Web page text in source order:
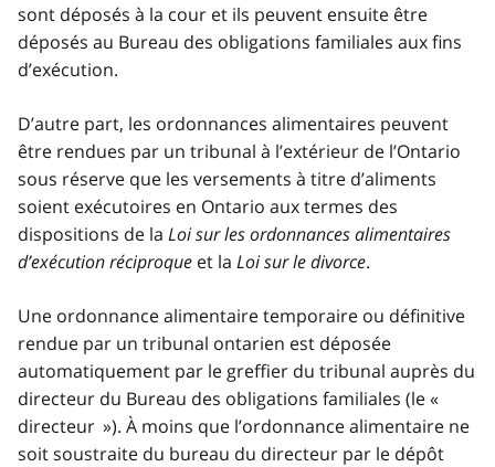
sont déposés à la cour et ils peuvent ensuite être
déposés au Bureau des obligations familiales aux fins
d’exécution.
D’autre part, les ordonnances alimentaires peuvent
être rendues par un tribunal à l’extérieur de l’Ontario
sous réserve que les versements à titre d’aliments
soient exécutoires en Ontario aux termes des
dispositions de la Loi sur les ordonnances alimentaires
d’exécution réciproque et la Loi sur le divorce.
Une ordonnance alimentaire temporaire ou définitive
rendue par un tribunal ontarien est déposée
automatiquement par le greffier du tribunal auprès du
directeur du Bureau des obligations familiales (le «
directeur »). À moins que l’ordonnance alimentaire ne
soit soustraite du bureau du directeur par le dépôt